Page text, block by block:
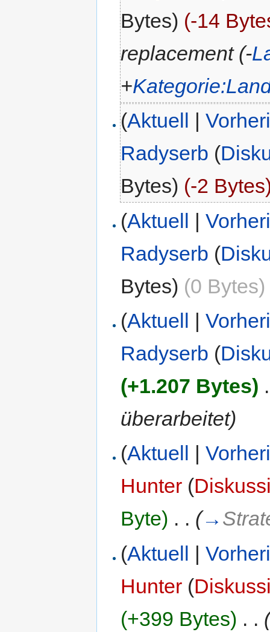
Bytes) (-14
replacement (-
+
(Aktuell |
Radyserb (
Bytes) (-2
(Aktuell |
Radyserb (
Bytes) (0 Bytes)
(Aktuell |
Radyserb (
(+1.207 Bytes)
überarbeitet)
(Aktuell |
Hunter (
Byte) . . (→
(Aktuell |
Hunter (
(+399 Bytes) . .